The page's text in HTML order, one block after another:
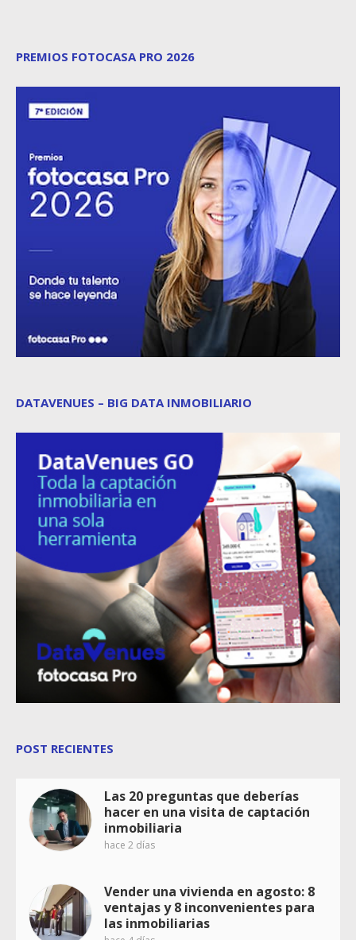
PREMIOS FOTOCASA PRO 2026
DATAVENUES – BIG DATA INMOBILIARIO
POST RECIENTES
Las 20 preguntas que deberías
hacer en una visita de captación
inmobiliaria
hace 2 días
Vender una vivienda en agosto: 8
ventajas y 8 inconvenientes para
las inmobiliarias